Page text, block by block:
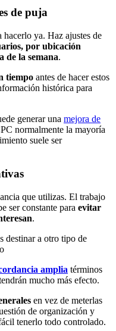
de puja
hacerlo ya. Haz ajustes de
por ubicación
de la semana.
tiempo antes de hacer estos
histórica para
generar una mejora de
normalmente la mayoría
suele ser
que utilizas. El trabajo
ser constante para evitar
.
destinar a otro tipo de
amplia términos
mucho más efecto.
en vez de meterlas
de organización y
tenerlo todo controlado.